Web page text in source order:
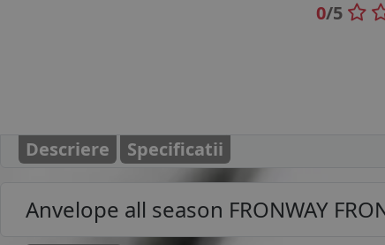
0/5
Descriere Specificatii
Anvelope all season FRONWAY